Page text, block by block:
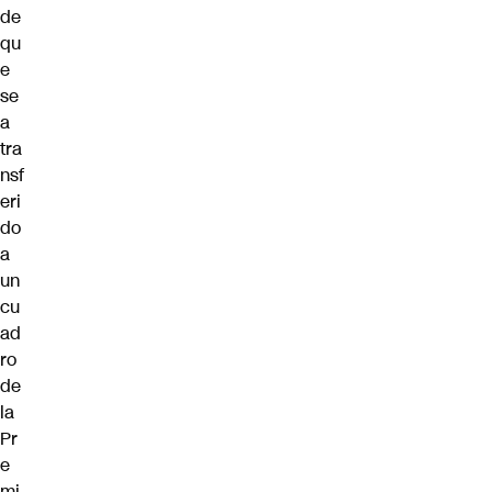
de
qu
e
se
a
tra
nsf
eri
do
a
un
cu
ad
ro
de
la
Pr
e